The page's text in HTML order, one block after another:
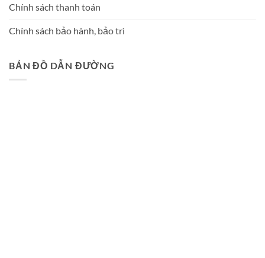
Chính sách thanh toán
Chính sách bảo hành, bảo trì
BẢN ĐỒ DẪN ĐƯỜNG